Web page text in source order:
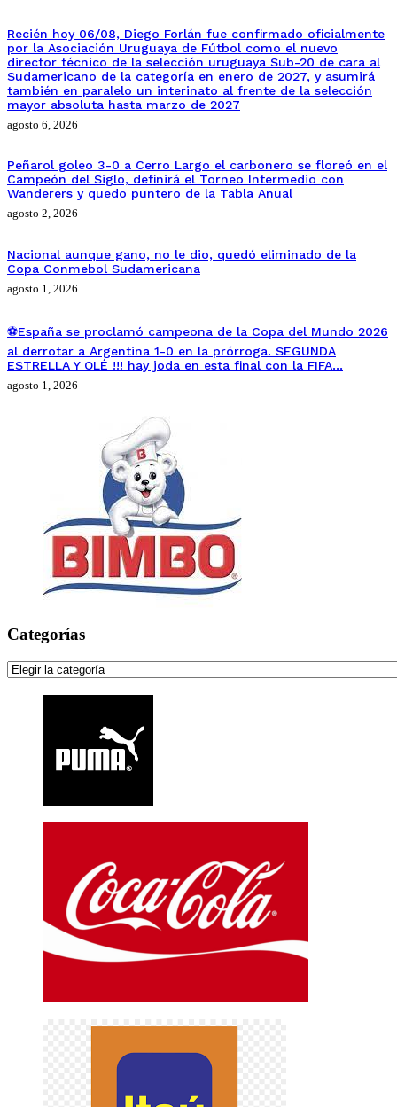
Recién hoy 06/08, Diego Forlán fue confirmado oficialmente
por la Asociación Uruguaya de Fútbol como el nuevo
director técnico de la selección uruguaya Sub-20 de cara al
Sudamericano de la categoría en enero de 2027, y asumirá
también en paralelo un interinato al frente de la selección
mayor absoluta hasta marzo de 2027
agosto 6, 2026
Peñarol goleo 3-0 a Cerro Largo el carbonero se floreó en el
Campeón del Siglo, definirá el Torneo Intermedio con
Wanderers y quedo puntero de la Tabla Anual
agosto 2, 2026
Nacional aunque gano, no le dio, quedó eliminado de la
Copa Conmebol Sudamericana
agosto 1, 2026
⚽España se proclamó campeona de la Copa del Mundo 2026
al derrotar a Argentina 1-0 en la prórroga. SEGUNDA
ESTRELLA Y OLÉ !!! hay joda en esta final con la FIFA…
agosto 1, 2026
Categorías
Categorías